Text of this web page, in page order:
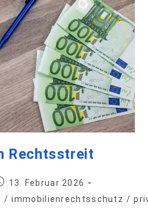
Rechtsstreit
13. Februar 2026
/ immobilienrechtsschutz /